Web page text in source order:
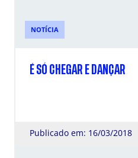
NOTÍCIA
É SÓ CHEGAR E DANÇAR
Publicado em: 16/03/2018